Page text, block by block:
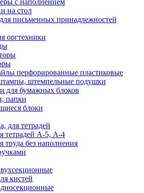
с наполнением
на стол
письменных принадлежностей
оргтехники
перфорированные пластиковые
штемпельные подушки
для бумажных блоков
папки
блоки
для тетрадей
тетрадей А-5, А-4
труда без наполнения
кистей